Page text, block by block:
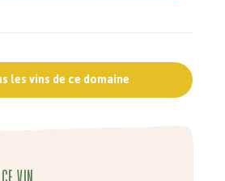
les vins de ce domaine
vin